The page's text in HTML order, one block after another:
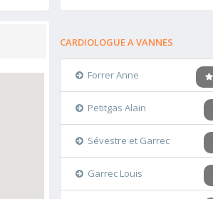
CARDIOLOGUE A VANNES
Forrer Anne
Petitgas Alain
Sévestre et Garrec
Garrec Louis